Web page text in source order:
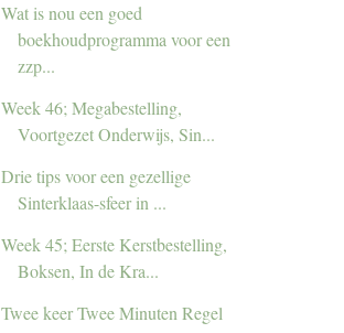
Wat is nou een goed
boekhoudprogramma voor een
zzp...
Week 46; Megabestelling,
Voortgezet Onderwijs, Sin...
Drie tips voor een gezellige
Sinterklaas-sfeer in ...
Week 45; Eerste Kerstbestelling,
Boksen, In de Kra...
Twee keer Twee Minuten Regel